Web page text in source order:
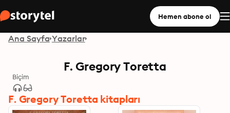
Hemen abone ol
Ana Sayfa Yazarlar
F. Gregory Toretta
Biçim
F. Gregory Toretta kitapları